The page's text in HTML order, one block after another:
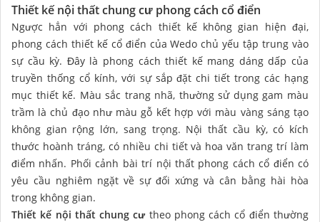
Thiết kế nội thất chung cư phong cách cổ điển
Ngược hẳn với phong cách thiết kế không gian hiện đại,
phong cách thiết kế cổ điển của Wedo chủ yếu tập trung vào
sự cầu kỳ. Đây là phong cách thiết kế mang dáng dấp của
truyền thống cổ kính, với sự sắp đặt chi tiết trong các hạng
mục thiết kế. Màu sắc trang nhã, thường sử dụng gam màu
trầm là chủ đạo như màu gỗ kết hợp với màu vàng sáng tạo
không gian rộng lớn, sang trọng. Nội thất cầu kỳ, có kích
thước hoành tráng, có nhiều chi tiết và hoa văn trang trí làm
điểm nhấn. Phối cảnh bài trí nội thất phong cách cổ điển có
yêu cầu nghiêm ngặt về sự đối xứng và cân bằng hài hòa
trong không gian.
Thiết kế nội thất chung cưtheo phong cách cổ điển thường